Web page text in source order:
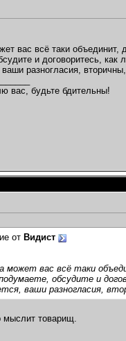
17:20
18:40
11.02.2012, 18:58
18:58
00:48
10:27
14:22
14.02.2012,11:56
17:29
16.02.2012, 22:22
вас всё таки объединит,
и договоритесь, как
разногласия,
вас, будьте бдительны!
от Видист
может вас всё таки
обсудите и
ваши разногласия,
мыслит товарищ.